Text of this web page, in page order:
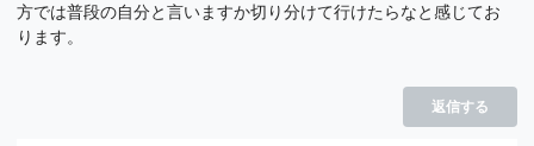
方では普段の自分と言いますか切り分けて行けたらなと感じてお
ります。
返信する